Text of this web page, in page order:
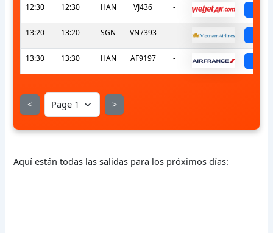
12:30 12:30 HAN VJ436 -
13:20 13:20 SGN VN7393 -
13:30 13:30 HAN AF9197 -
< >
Aquí están todas las salidas para los próximos días: